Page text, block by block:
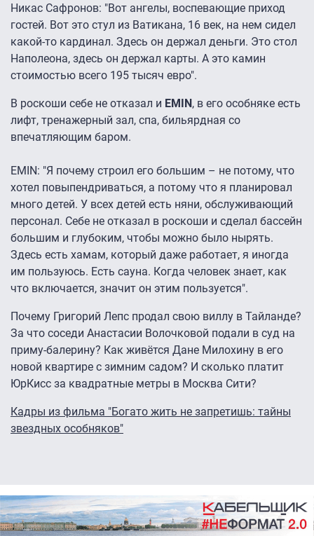
Никас Сафронов: "Вот ангелы, воспевающие приход
гостей. Вот это стул из Ватикана, 16 век, на нем сидел
какой-то кардинал. Здесь он держал деньги. Это стол
Наполеона, здесь он держал карты. А это камин
стоимостью всего 195 тысяч евро".
В роскоши себе не отказал и EMIN , в его особняке есть
лифт, тренажерный зал, спа, бильярдная со
впечатляющим баром.
EMIN: "Я почему строил его большим – не потому, что
хотел повыпендриваться, а потому что я планировал
много детей. У всех детей есть няни, обслуживающий
персонал. Себе не отказал в роскоши и сделал бассейн
большим и глубоким, чтобы можно было нырять.
Здесь есть хамам, который даже работает, я иногда
им пользуюсь. Есть сауна. Когда человек знает, как
что включается, значит он этим пользуется".
Почему Григорий Лепс продал свою виллу в Тайланде?
За что соседи Анастасии Волочковой подали в суд на
приму-балерину? Как живётся Дане Милохину в его
новой квартире с зимним садом? И сколько платит
ЮрКисс за квадратные метры в Москва Сити?
Кадры из фильма "Богато жить не запретишь: тайны
звездных особняков"